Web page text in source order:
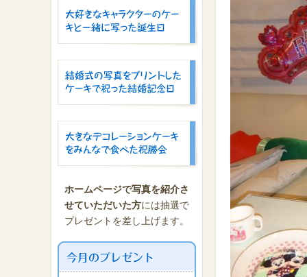
ホームページで写真を紹介さ
せていただいた方には抽選で
プレゼントを差し上げます。